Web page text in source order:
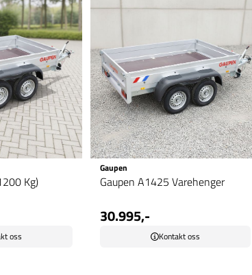
Kg)
oss
Gaupen
Gaupen A1425 Varehenger
30.995,-
Kontakt oss